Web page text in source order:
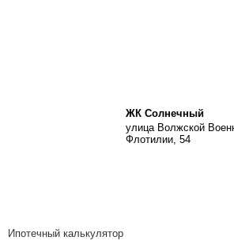
ЖК Солнечный
улица Волжской
Флотилии, 54
Ипотечный калькулятор